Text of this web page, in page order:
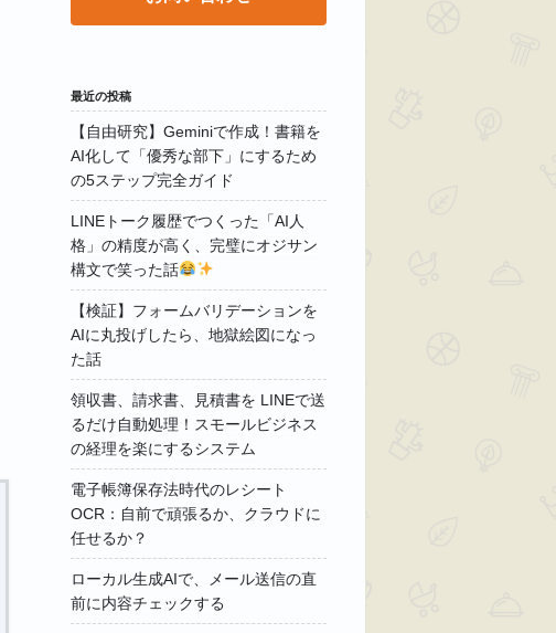
最近の投稿
【自由研究】Geminiで作成！書籍を
AI化して「優秀な部下」にするため
の5ステップ完全ガイド
LINEトーク履歴でつくった「AI人
格」の精度が高く、完璧にオジサン
構文で笑った話
【検証】フォームバリデーションを
AIに丸投げしたら、地獄絵図になっ
た話
領収書、請求書、見積書を LINEで送
るだけ自動処理！スモールビジネス
の経理を楽にするシステム
電子帳簿保存法時代のレシート
OCR：自前で頑張るか、クラウドに
任せるか？
ローカル生成AIで、メール送信の直
前に内容チェックする